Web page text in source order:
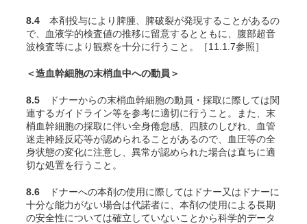
8.4 本剤投与により脾腫、脾破裂が発現することがあるの
で、血液学的検査値の推移に留意するとともに、腹部超音
波検査等により観察を十分に行うこと。［11.1.7参照］
＜造血幹細胞の末梢血中への動員＞
8.5 ドナーからの末梢血幹細胞の動員・採取に際しては関
連するガイドライン等を参考に適切に行うこと。また、末
梢血幹細胞の採取に伴い全身倦怠感、四肢のしびれ、血管
迷走神経反応等が認められることがあるので、血圧等の全
身状態の変化に注意し、異常が認められた場合は直ちに適
切な処置を行うこと。
8.6 ドナーへの本剤の使用に際してはドナー又はドナーに
十分な能力がない場合は代諾者に、本剤の使用による長期
の安全性については確立していないことから科学的データ